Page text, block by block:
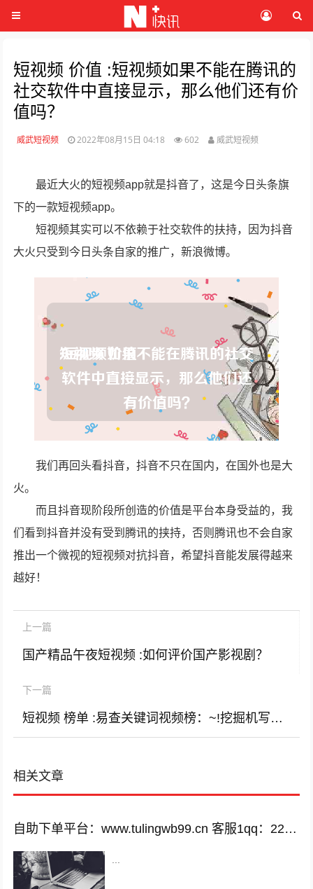
短视频 价值 :短视频如果不能在腾讯的
社交软件中直接显示，那么他们还有价
值吗？
威武短视频 2022年08月15日 04:18 602 威武短视频
最近大火的短视频app就是抖音了，这是今日头条旗
下的一款短视频app。
短视频其实可以不依赖于社交软件的扶持，因为抖音
大火只受到今日头条自家的推广，新浪微博。
我们再回头看抖音，抖音不只在国内，在国外也是大
火。
而且抖音现阶段所创造的价值是平台本身受益的，我
们看到抖音并没有受到腾讯的挟持，否则腾讯也不会自家
推出一个微视的短视频对抗抖音，希望抖音能发展得越来
越好！
上一篇
国产精品午夜短视频 :如何评价国产影视剧？
下一篇
短视频 榜单 :易查关键词视频榜：~!挖掘机写毛笔字哪家强(转载)
相关文章
自助下单平台：www.tulingwb99.cn 客服1qq：2221028208 客服2qq：2221028208